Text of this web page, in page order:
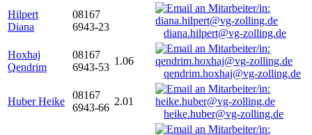
Hilpert
Diana
08167
6943-23
diana.hilpert@vg-zolling.de
Hoxhaj
Qendrim
08167
6943-53
1.06
qendrim.hoxhaj@vg-zolling.de
Huber Heike
08167
6943-66
2.01
heike.huber@vg-zolling.de